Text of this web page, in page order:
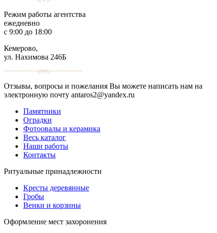
Режим работы агентства
ежедневно
с 9:00 до 18:00
Кемерово,
ул. Нахимова 246Б
Отзывы, вопросы и пожелания Вы можете написать нам на
электронную почту antaros2@yandex.ru
Памятники
Оградки
Фотоовалы и керамика
Весь каталог
Наши работы
Контакты
Ритуальные принадлежности
Кресты деревянные
Гробы
Венки и корзины
Оформление мест захоронения